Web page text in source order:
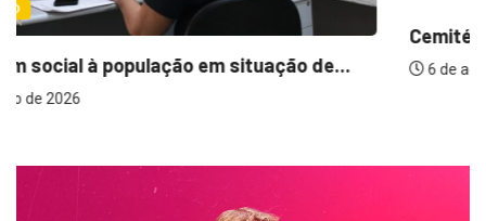
Cemitérios terão horário especial e missas no...
6 de agosto de 2026